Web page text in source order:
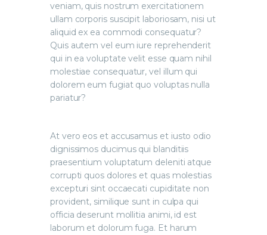
veniam, quis nostrum exercitationem
ullam corporis suscipit laboriosam, nisi ut
aliquid ex ea commodi consequatur?
Quis autem vel eum iure reprehenderit
qui in ea voluptate velit esse quam nihil
molestiae consequatur, vel illum qui
dolorem eum fugiat quo voluptas nulla
pariatur?
At vero eos et accusamus et iusto odio
dignissimos ducimus qui blanditiis
praesentium voluptatum deleniti atque
corrupti quos dolores et quas molestias
excepturi sint occaecati cupiditate non
provident, similique sunt in culpa qui
officia deserunt mollitia animi, id est
laborum et dolorum fuga. Et harum